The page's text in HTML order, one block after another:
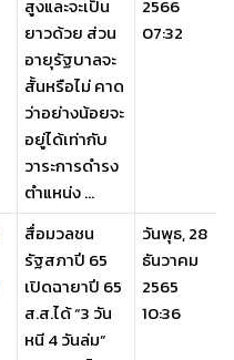
สูงและจะเป็น
ยาวด้วย ส่วน
อายุรัฐบาลจะ
สั้นหรือไม่ คาด
ว่าอย่างน้อยจะ
อยู่ได้เท่ากับ
วาระการดำรง
ตำแหน่ง ...
2566
07:32
สื่อมวลชน
รัฐสภาปี 65
เปิดฉายาปี 65
ส.ส.ได้ “3 วัน
หนี 4 วันล่ม”
วันพุธ, 28
ธันวาคม
2565
10:36